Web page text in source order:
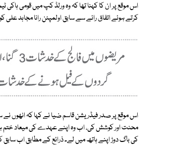
اس موقع پر ان کا کہنا تھا کہ وہ ورلڈ کپ میں قومی
کرتے ہوئے اتفاق رائے سے سابق اولمپئن رانا مجاہد علی
اس موقع پر صدر فیڈریشن قاسم ضیا نے کہا کہ انھوں نے
محنت اور کوشش کی، اب وہ اپنے عہدے کی میعاد ختم
کی باگ دوڑ اپنے ہاتھ میں لے۔ ذرائع کے مطابق اب